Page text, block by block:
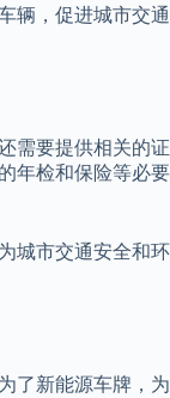
辆，促进城市交通
需要提供相关的证
年检和保险等必要
城市交通安全和环
了新能源车牌，为